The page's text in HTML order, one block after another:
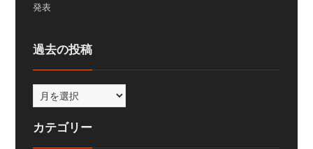
発表
過去の投稿
カテゴリー